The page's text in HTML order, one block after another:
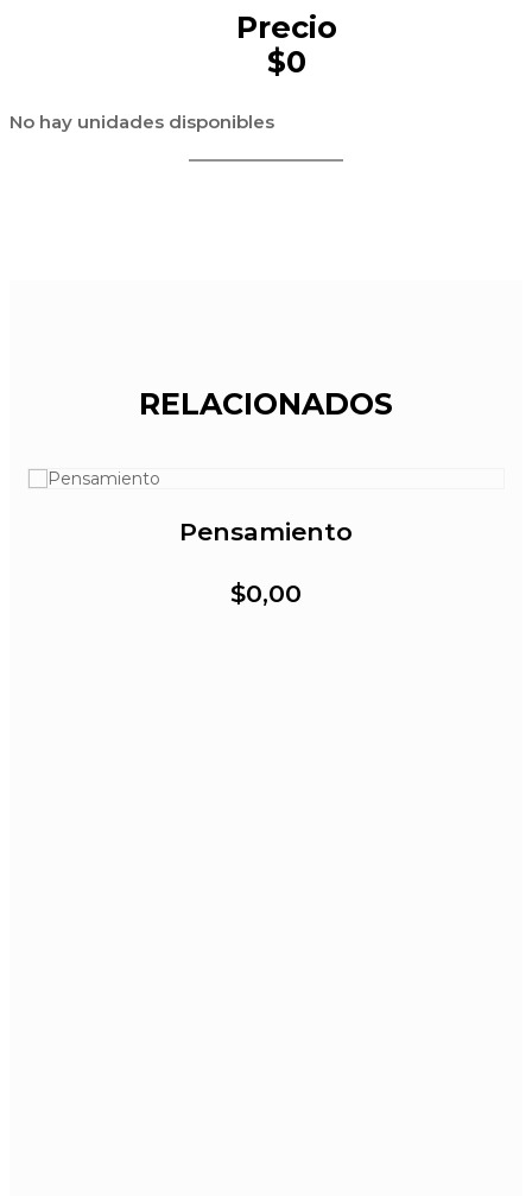
Precio
$0
No hay unidades disponibles
RELACIONADOS
Pensamiento
$0,00